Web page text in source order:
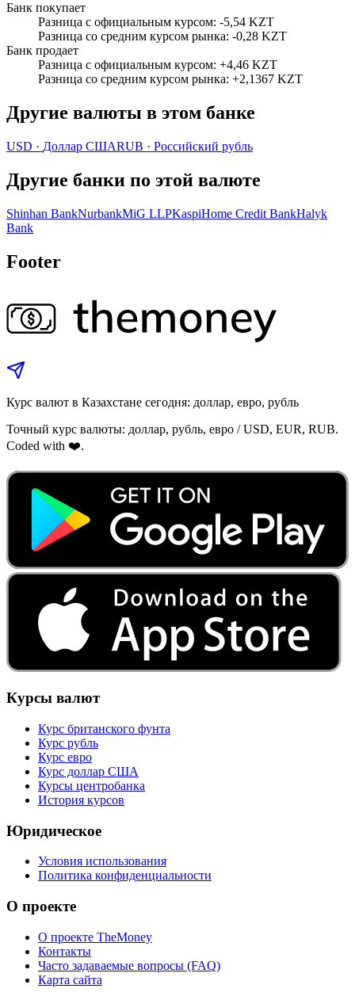
Банк покупает
Разница с официальным курсом: -5,54 KZT
Разница со средним курсом рынка: -0,28 KZT
Банк продает
Разница с официальным курсом: +4,46 KZT
Разница со средним курсом рынка: +2,1367 KZT
Другие валюты в этом банке
USD · Доллар СШАRUB · Российский рубль
Другие банки по этой валюте
Shinhan BankNurbankMiG LLPKaspiHome Credit BankHalyk
Bank
Footer
Курс валют в Казахстане сегодня: доллар, евро, рубль
Точный курс валюты: доллар, рубль, евро / USD, EUR, RUB.
Coded with ❤️.
Курсы валют
Курс британского фунта
Курс рубль
Курс евро
Курс доллар США
Курсы центробанка
История курсов
Юридическое
Условия использования
Политика конфиденциальности
О проекте
О проекте TheMoney
Контакты
Часто задаваемые вопросы (FAQ)
Карта сайта